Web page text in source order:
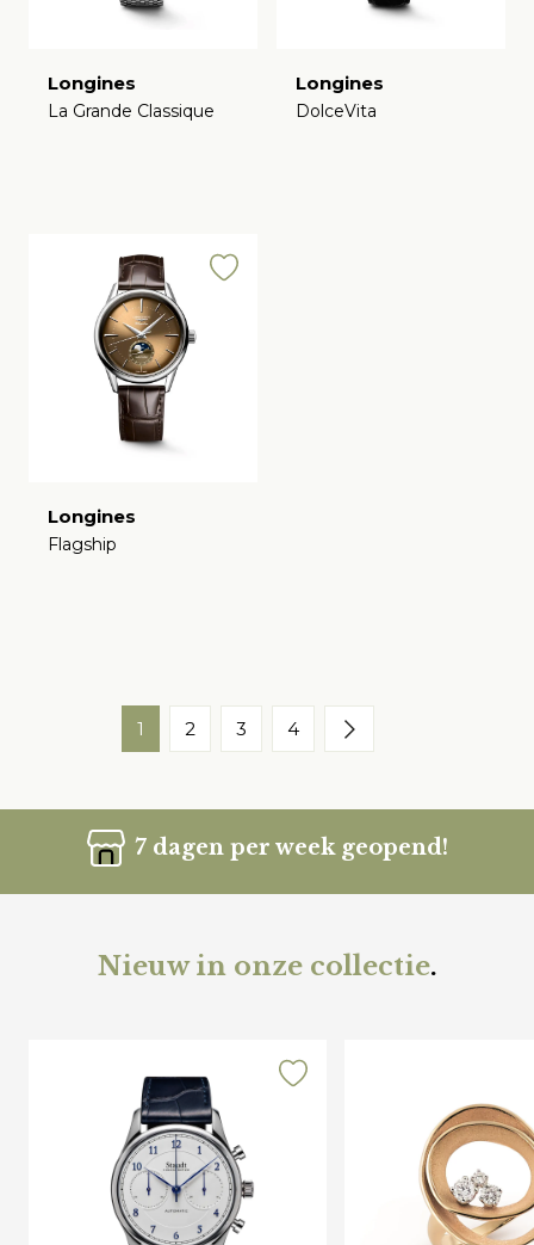
Longines
La Grande Classique
Longines
DolceVita
Longines
Flagship
1 2 3 4
7 dagen per week geopend!
Nieuw in onze collectie.